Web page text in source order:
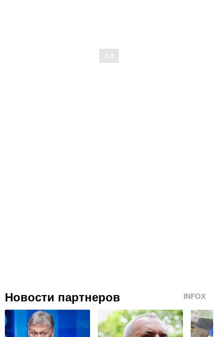
Новости партнеров INFOX